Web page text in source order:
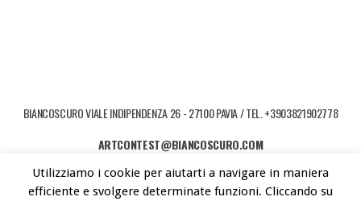
BIANCOSCURO VIALE INDIPENDENZA 26 - 27100 PAVIA / TEL. +3903821902778
ARTCONTEST@BIANCOSCURO.COM
COPYRIGHT © 2026 ART CONTEST. POWERED BY LIBEREMENTI - IDEE PER
L'ARTE CONTEMPORANEA
Utilizziamo i cookie per aiutarti a navigare in maniera
efficiente e svolgere determinate funzioni. Cliccando su